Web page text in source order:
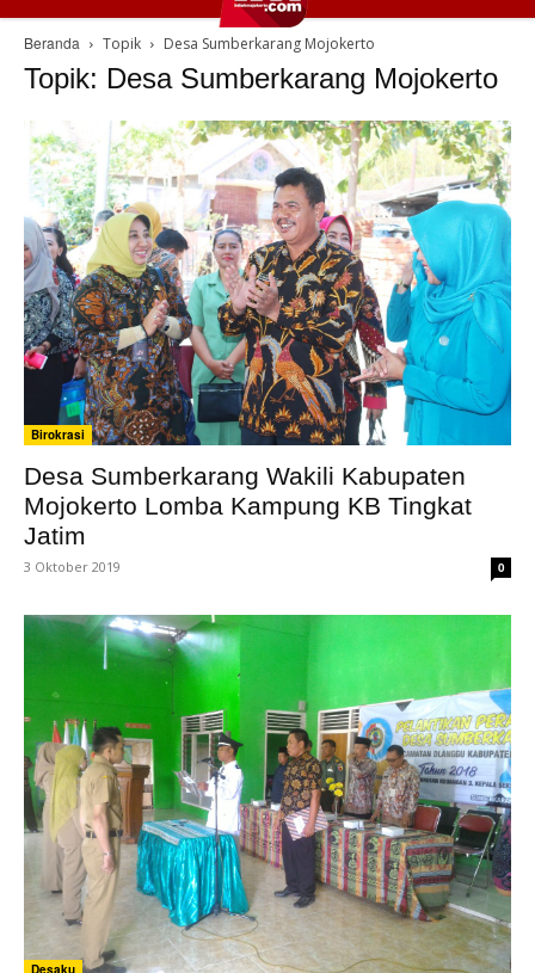
Beranda Topik Desa Sumberkarang Mojokerto
Topik: Desa Sumberkarang Mojokerto
Birokrasi
Desa Sumberkarang Wakili Kabupaten
Mojokerto Lomba Kampung KB Tingkat
Jatim
3 Oktober 2019 0
Desaku